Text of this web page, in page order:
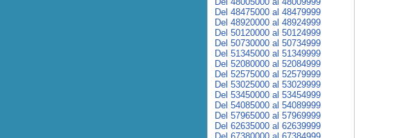
Del 48475000 al 48479999
Del 48920000 al 48924999
Del 50120000 al 50124999
Del 50730000 al 50734999
Del 51345000 al 51349999
Del 52080000 al 52084999
Del 52575000 al 52579999
Del 53025000 al 53029999
Del 53450000 al 53454999
Del 54085000 al 54089999
Del 57965000 al 57969999
Del 62635000 al 62639999